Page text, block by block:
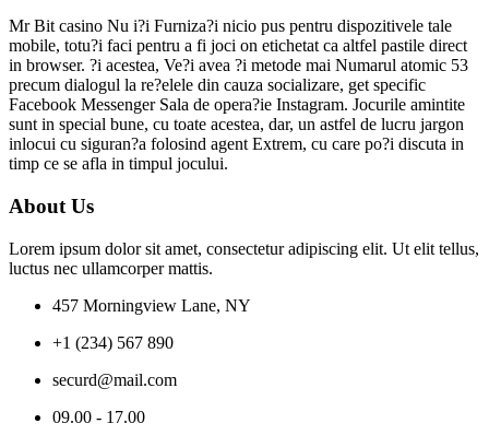
Mr Bit casino Nu i?i Furniza?i nicio pus pentru dispozitivele tale
mobile, totu?i faci pentru a fi joci on etichetat ca altfel pastile direct
in browser. ?i acestea, Ve?i avea ?i metode mai Numarul atomic 53
precum dialogul la re?elele din cauza socializare, get specific
Facebook Messenger Sala de opera?ie Instagram. Jocurile amintite
sunt in special bune, cu toate acestea, dar, un astfel de lucru jargon
inlocui cu siguran?a folosind agent Extrem, cu care po?i discuta in
timp ce se afla in timpul jocului.
About Us
Lorem ipsum dolor sit amet, consectetur adipiscing elit. Ut elit tellus,
luctus nec ullamcorper mattis.
457 Morningview Lane, NY
+1 (234) 567 890
securd@mail.com
09.00 - 17.00